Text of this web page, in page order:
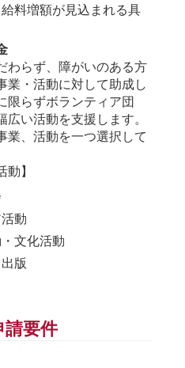
料増額が見込まれる具
わらず、障がいのある方
業・活動に対して助成し
限らずボランティア団
い活動を支援します。
業、活動を一つ選択して
】
動
文化活動
版
請要件